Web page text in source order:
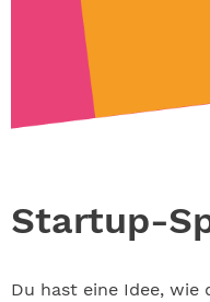
Startup-
Du hast eine Idee, wie